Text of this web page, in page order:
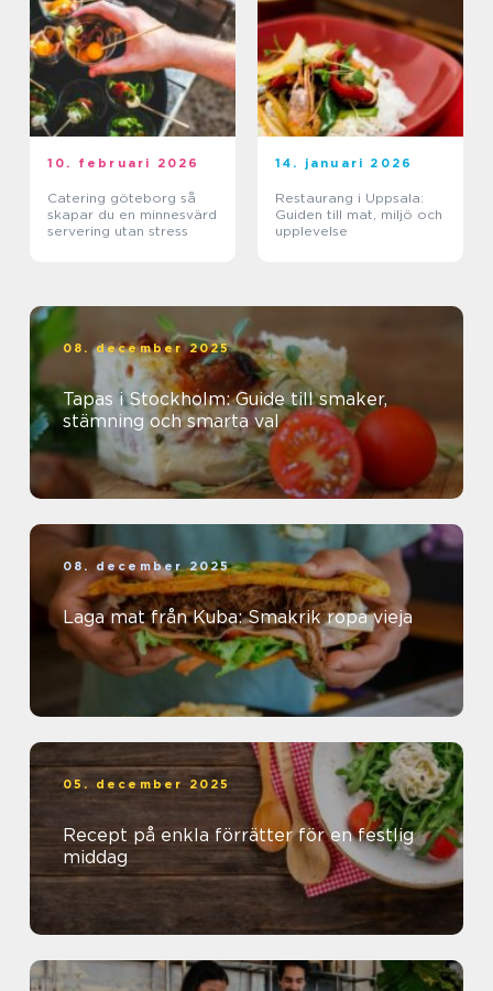
10. februari 2026
Catering göteborg så
skapar du en minnesvärd
servering utan stress
14. januari 2026
Restaurang i Uppsala:
Guiden till mat, miljö och
upplevelse
08. december 2025
Tapas i Stockholm: Guide till smaker,
stämning och smarta val
08. december 2025
Laga mat från Kuba: Smakrik ropa vieja
05. december 2025
Recept på enkla förrätter för en festlig
middag